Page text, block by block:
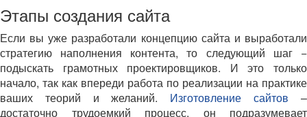
Этапы создания сайта
Если вы уже разработали концепцию сайта и выработали
стратегию наполнения контента, то следующий шаг −
подыскать грамотных проектировщиков. И это только
начало, так как впереди работа по реализации на практике
ваших теорий и желаний. Изготовление сайтов –
достаточно трудоемкий процесс, он подразумевает